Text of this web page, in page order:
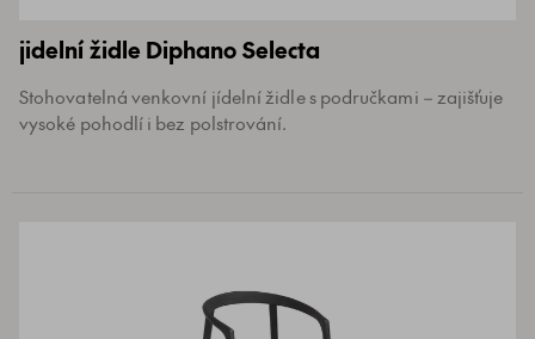
jidelní židle Diphano Selecta
Stohovatelná venkovní jídelní židle s područkami – zajišťuje
vysoké pohodlí i bez polstrování.